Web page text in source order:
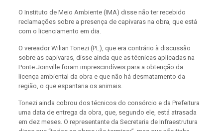
O Instituto de Meio Ambiente (IMA) disse não ter recebido
reclamações sobre a presença de capivaras na obra, que está
com o licenciamento em dia.
O vereador Wilian Tonezi (PL), que era contrário à discussão
sobre as capivaras, disse ainda que as técnicas aplicadas na
Ponte Joinville foram imprescindíveis para a obtenção da
licença ambiental da obra e que não há desmatamento da
região, o que espantaria os animais.
Tonezi ainda cobrou dos técnicos do consórcio e da Prefeitura
uma data de entrega da obra, que, segundo ele, está atrasada
em dez meses. O representante da Secretaria de Infraestrutura